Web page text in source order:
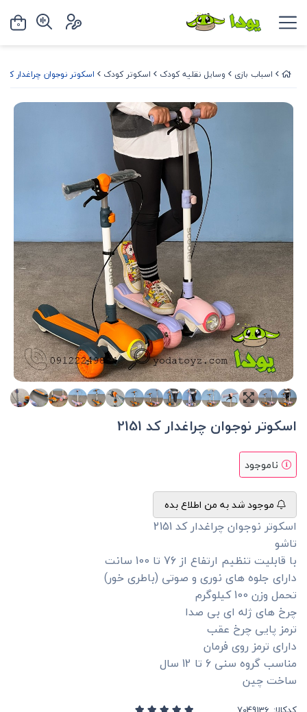
اسباب بازی وسایل نقلیه کودک اسکوتر کودک اسکوتر نوجوان چراغدار کد 2151
اسکوتر نوجوان چراغدار کد 2151
ناموجود
موجود شد به من اطلاع بده
اسکوتر نوجوان چراغدار کد 2151
تاشو
با قابلیت تنظیم ارتفاع از 76 تا 100 سانت
دارای جلوه های نوری و صوتی (باطری خور)
تحمل وزن 100 کیلوگرم
چرخ های ژله ای بی صدا
ترمز پایی چرخ عقب
دارای ترمز روی فرمان
مناسب گروه سنی 6 تا 12 سال
ساخت چین
0